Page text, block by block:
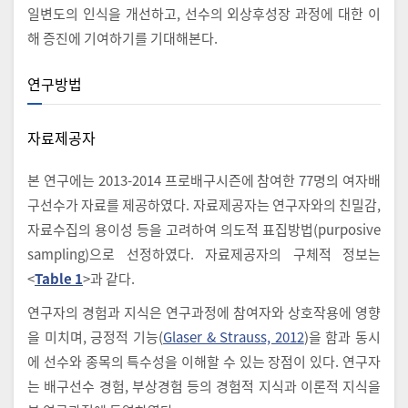
일변도의 인식을 개선하고, 선수의 외상후성장 과정에 대한 이
해 증진에 기여하기를 기대해본다.
연구방법
자료제공자
본 연구에는 2013-2014 프로배구시즌에 참여한 77명의 여자배
구선수가 자료를 제공하였다. 자료제공자는 연구자와의 친밀감,
자료수집의 용이성 등을 고려하여 의도적 표집방법(purposive
sampling)으로 선정하였다. 자료제공자의 구체적 정보는
<Table 1>과 같다.
연구자의 경험과 지식은 연구과정에 참여자와 상호작용에 영향
을 미치며, 긍정적 기능(Glaser & Strauss, 2012)을 함과 동시
에 선수와 종목의 특수성을 이해할 수 있는 장점이 있다. 연구자
는 배구선수 경험, 부상경험 등의 경험적 지식과 이론적 지식을